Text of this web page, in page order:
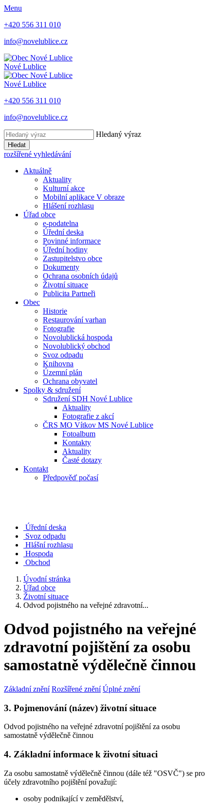
Menu
+420 556 311 010
info@novelublice.cz
Nové Lublice
Nové Lublice
+420 556 311 010
info@novelublice.cz
Hledaný výraz
Hledat
rozšířené vyhledávání
Aktuálně
Aktuality
Kulturní akce
Mobilní aplikace V obraze
Hlášení rozhlasu
Úřad obce
e-podatelna
Úřední deska
Povinné informace
Úřední hodiny
Zastupitelstvo obce
Dokumenty
Ochrana osobních údajů
Životní situace
Publicita Partneři
Obec
Historie
Restaurování varhan
Fotografie
Novolublická hospoda
Novolublický obchod
Svoz odpadu
Knihovna
Územní plán
Ochrana obyvatel
Spolky & sdružení
Sdružení SDH Nové Lublice
Aktuality
Fotografie z akcí
ČRS MO Vítkov MS Nové Lublice
Fotoalbum
Kontakty
Aktuality
Časté dotazy
Kontakt
Předpověď počasí
Úřední deska
Svoz odpadu
Hlášní rozhlasu
Hospoda
Obchod
Úvodní stránka
Úřad obce
Životní situace
Odvod pojistného na veřejné zdravotní...
Odvod pojistného na veřejné
zdravotní pojištění za osobu
samostatně výdělečně činnou
Základní znění Rozšířené znění Úplné znění
3. Pojmenování (název) životní situace
Odvod pojistného na veřejné zdravotní pojištění za osobu
samostatně výdělečně činnou
4. Základní informace k životní situaci
Za osobu samostatně výdělečně činnou (dále též "OSVČ") se pro
účely zdravotního pojištění považují:
osoby podnikající v zemědělství,